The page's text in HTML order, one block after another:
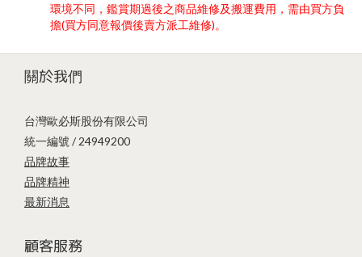
環境不同，鑑賞期過後之商品維修及搬運費用，需由買方負
擔(買方同意報價後賣方派工維修)。
關於我們
台灣歐必斯股份有限公司
統一編號 / 24949200
品牌故事
品牌精神
最新消息
顧客服務